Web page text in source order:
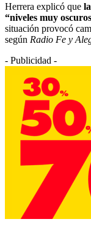
Herrera explicó que
“niveles muy
situación provocó
según Radio Fe y
- Publicidad -